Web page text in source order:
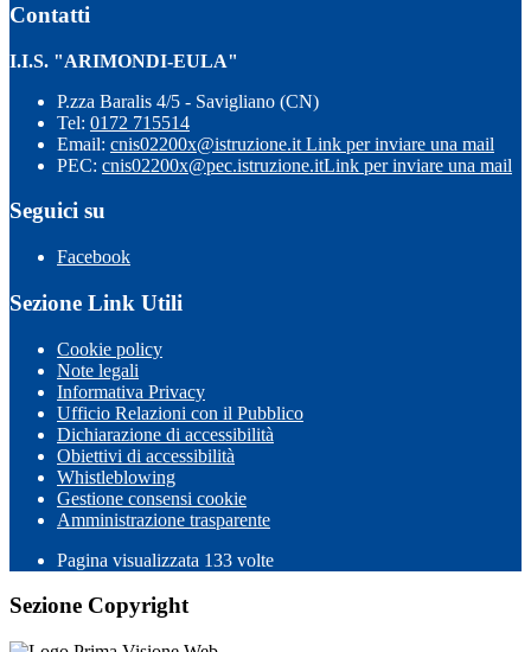
Contatti
I.I.S. "ARIMONDI-EULA"
P.zza Baralis 4/5 - Savigliano (CN)
Tel: 0172 715514
Email: cnis02200x@istruzione.it Link per inviare una mail
PEC: cnis02200x@pec.istruzione.itLink per inviare una mail
Seguici su
Facebook
Sezione Link Utili
Cookie policy
Note legali
Informativa Privacy
Ufficio Relazioni con il Pubblico
Dichiarazione di accessibilità
Obiettivi di accessibilità
Whistleblowing
Gestione consensi cookie
Amministrazione trasparente
Pagina visualizzata 133 volte
Sezione Copyright